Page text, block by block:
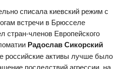
списала киевский режим с
встречи в Брюсселе
стран-членов Европейского
Радослав Сикорский
российские активы лучше было